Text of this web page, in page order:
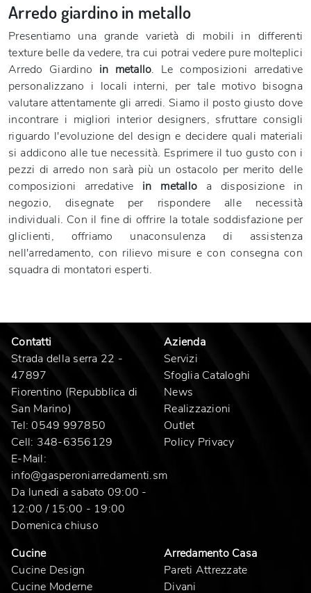
Arredo giardino in metallo
Presentiamo una grande varietà di mobili in differenti
texture belle da vedere, tra cui potrai vedere pure molteplici
Arredo Giardino in metallo. Le composizioni arredative
personalizzano i locali interni, per tale motivo bisogna
valutare attentamente gli arredi. Siamo il posto giusto dove
incontrare i migliori interior designers, sfruttare consigli
riguardo l'evoluzione del design e decidere quali materiali
si addicono alle tue necessità. Esprimere il tuo gusto con i
pezzi di arredo non sarà più un ostacolo per merito delle
composizioni arredative in metallo a disposizione in
negozio, disegnate per rispondere alle necessità
individuali. Con il fine di offrire la totale soddisfazione per
gliclienti, offriamo unaconsulenza di assistenza
nell'arredamento, con rilievo misure e con consegna con
squadra di montatori esperti.
Contatti
Strada della serra 22 -
47897
Fiorentino (Repubblica di
San Marino)
Tel: 0549 997850
Cell: 348-6356129
E-Mail:
info@gasperoniarredamenti.sm
Da lunedi a sabato 09:00 -
12:00 / 15:00 - 19:00
Domenica chiuso
Azienda
Servizi
Sfoglia Cataloghi
News
Realizzazioni
Outlet
Policy Privacy
Cucine
Cucine Design
Cucine Moderne
Arredamento Casa
Pareti Attrezzate
Divani